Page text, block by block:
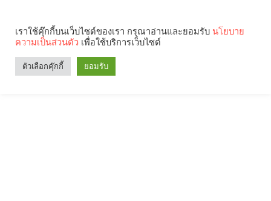
เราใช้คุ๊กกี้บนเว็บไซต์ของเรา กรุณาอ่านและยอมรับ นโยบาย
ความเป็นส่วนตัว เพื่อใช้บริการเว็บไซต์
ตัวเลือกคุ๊กกี้ ยอมรับ